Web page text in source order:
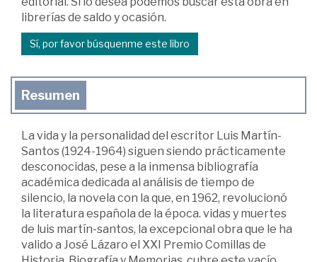
librerías de saldo y ocasión.
Sí, por favor búsquenme este libro
Resumen
La vida y la personalidad del escritor Luis Martín-
Santos (1924-1964) siguen siendo prácticamente
desconocidas, pese a la inmensa bibliografía
académica dedicada al análisis de tiempo de
silencio, la novela con la que, en 1962, revolucionó
la literatura española de la época. vidas y muertes
de luis martín-santos, la excepcional obra que le ha
valido a José Lázaro el XXI Premio Comillas de